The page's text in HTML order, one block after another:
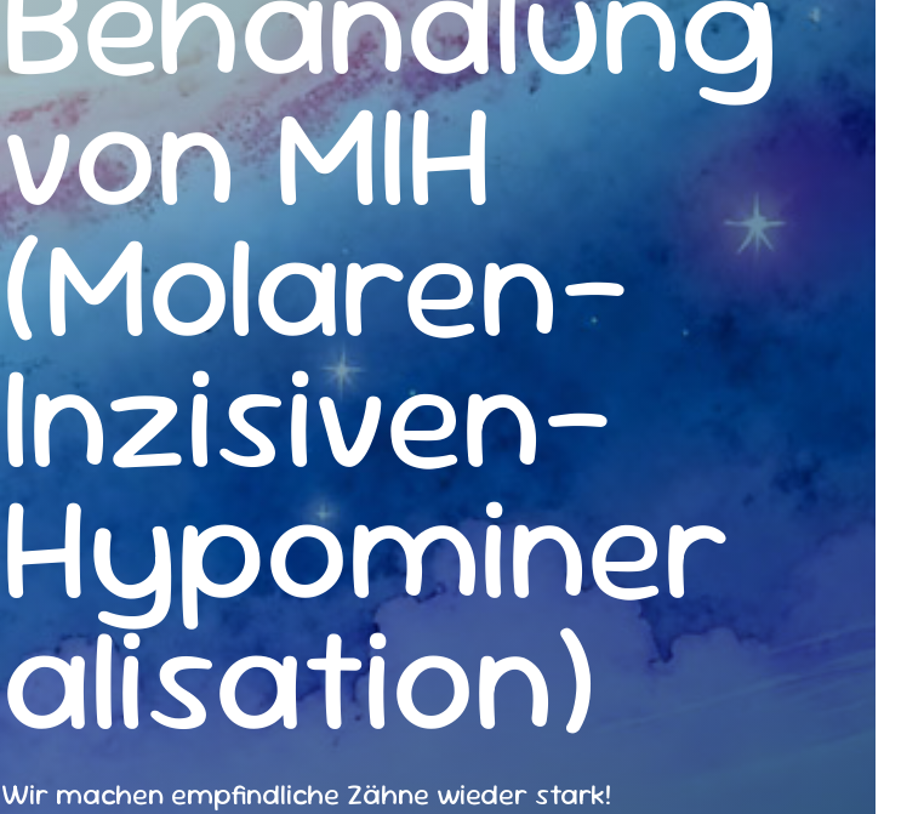
von MIH
(Molaren-
Inzisiven-
Hypominer
alisation)
Wir machen empfindliche Zähne wieder stark!